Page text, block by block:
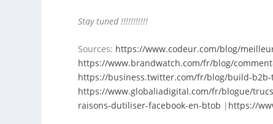
Stay tuned !!!!!!!!!!!
Sources: https://www.codeur.com/blog/
https://www.brandwatch.com/fr/blog/
https://business.twitter.com/fr/blog/build-
https://www.globaliadigital.com/fr/blogue/
raisons-dutiliser-facebook-en-btob | https://